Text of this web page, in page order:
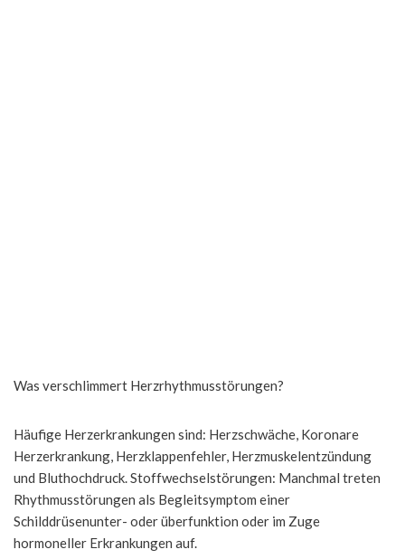
Was verschlimmert Herzrhythmusstörungen?
Häufige Herzerkrankungen sind: Herzschwäche, Koronare
Herzerkrankung, Herzklappenfehler, Herzmuskelentzündung
und Bluthochdruck. Stoffwechselstörungen: Manchmal treten
Rhythmusstörungen als Begleitsymptom einer
Schilddrüsenunter- oder überfunktion oder im Zuge
hormoneller Erkrankungen auf.